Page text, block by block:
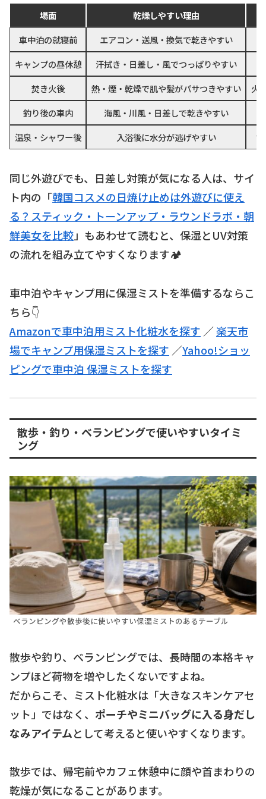
場面
乾燥しやすい理由
車中泊の就寝前
エアコン・送風・換気で乾きやすい
キャンプの昼休憩
汗拭き・日差し・風でつっぱりやすい
焚き火後
熱・煙・乾燥で肌や髪がパサつきやすい
火
釣り後の車内
海風・川風・日差しで乾きやすい
温泉・シャワー後
入浴後に水分が逃げやすい
同じ外遊びでも、日差し対策が気になる人は、サイ
ト内の「韓国コスメの日焼け止めは外遊びに使え
る？スティック・トーンアップ・ラウンドラボ・朝
鮮美女を比較」もあわせて読むと、保湿とUV対策
の流れを組み立てやすくなります🏕
車中泊やキャンプ用に保湿ミストを準備するならこ
ちら👇
Amazonで車中泊用ミスト化粧水を探す ／楽天市
場でキャンプ用保湿ミストを探す ／Yahoo!ショッ
ピングで車中泊 保湿ミストを探す
散歩・釣り・ベランピングで使いやすいタイミ
ング
ベランピングや散歩後に使いやすい保湿ミストのあるテーブル
散歩や釣り、ベランピングでは、長時間の本格キャ
ンプほど荷物を増やしたくないですよね。
だからこそ、ミスト化粧水は「大きなスキンケアセ
ット」ではなく、 ポーチやミニバッグに入る身だし
なみアイテムとして考えると使いやすくなります。
散歩では、帰宅前やカフェ休憩中に顔や首まわりの
乾燥が気になることがあります。